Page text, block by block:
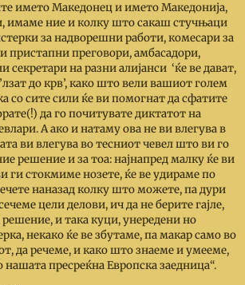
името Македонец и името Македонија,
имаме ние и колку што сакаш стучњаци
за надворешни работи, комесари за
пристапни преговори, амбасадори,
секретари на разни алијанси ‘ќе ве дават,
до крв’, како што вели вашиот голем
со сите сили ќе ви помогнат да сфатите
да го почитувате диктатот на
А ако и натаму ова не ви влегува в
ви влегува во тесниот чевел што ви го
решение и за тоа: најнапред малку ќе ви
ги стокмиме нозете, ќе ве удираме по
наназад колку што можете, па дури
цели делови, ич да не берите гајле,
решение, и така куци, унередени но
некако ќе ве збутаме, па макар само во
да речеме, и како што знаеме и умееме,
нашата пресреќна Европска заедница“.